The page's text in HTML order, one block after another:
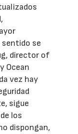
sentido se
director of
Ocean
vez hay
sigue
los
dispongan,